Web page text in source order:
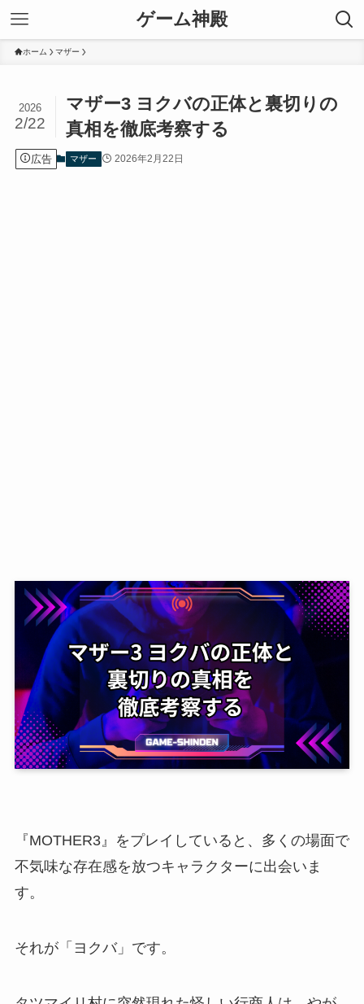
ゲーム神殿
ホーム マザー
マザー3 ヨクバの正体と裏切りの
真相を徹底考察する
2026
2/22
広告 マザー 2026年2月22日
『MOTHER3』をプレイしていると、多くの場面で
不気味な存在感を放つキャラクターに出会いま
す。
それが「ヨクバ」です。